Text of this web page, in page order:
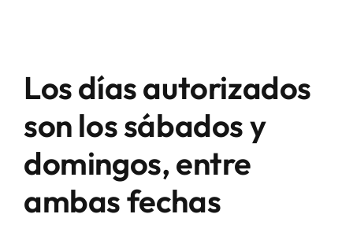
Los días autorizados
son los sábados y
domingos, entre
ambas fechas